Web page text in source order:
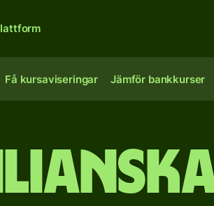
Få kursaviseringar Jämför bankkurser